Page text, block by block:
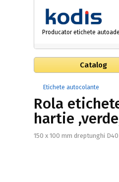
Producator etichete
Catalog
Etichete autocolante
Rola
hartie
150 x 100 mm dreptunghi